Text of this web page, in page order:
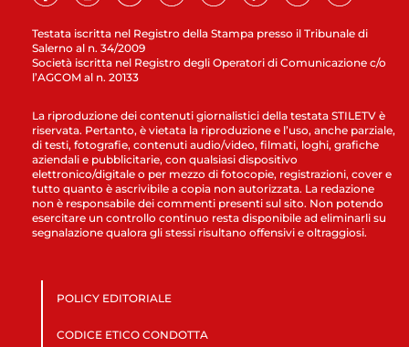
Testata iscritta nel Registro della Stampa presso il Tribunale di
Salerno al n. 34/2009
Società iscritta nel Registro degli Operatori di Comunicazione c/o
l’AGCOM al n. 20133
La riproduzione dei contenuti giornalistici della testata STILETV è
riservata. Pertanto, è vietata la riproduzione e l’uso, anche parziale,
di testi, fotografie, contenuti audio/video, filmati, loghi, grafiche
aziendali e pubblicitarie, con qualsiasi dispositivo
elettronico/digitale o per mezzo di fotocopie, registrazioni, cover e
tutto quanto è ascrivibile a copia non autorizzata. La redazione
non è responsabile dei commenti presenti sul sito. Non potendo
esercitare un controllo continuo resta disponibile ad eliminarli su
segnalazione qualora gli stessi risultano offensivi e oltraggiosi.
POLICY EDITORIALE
CODICE ETICO CONDOTTA